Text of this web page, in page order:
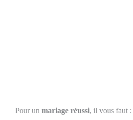
Pour un mariage réussi, il vous faut :